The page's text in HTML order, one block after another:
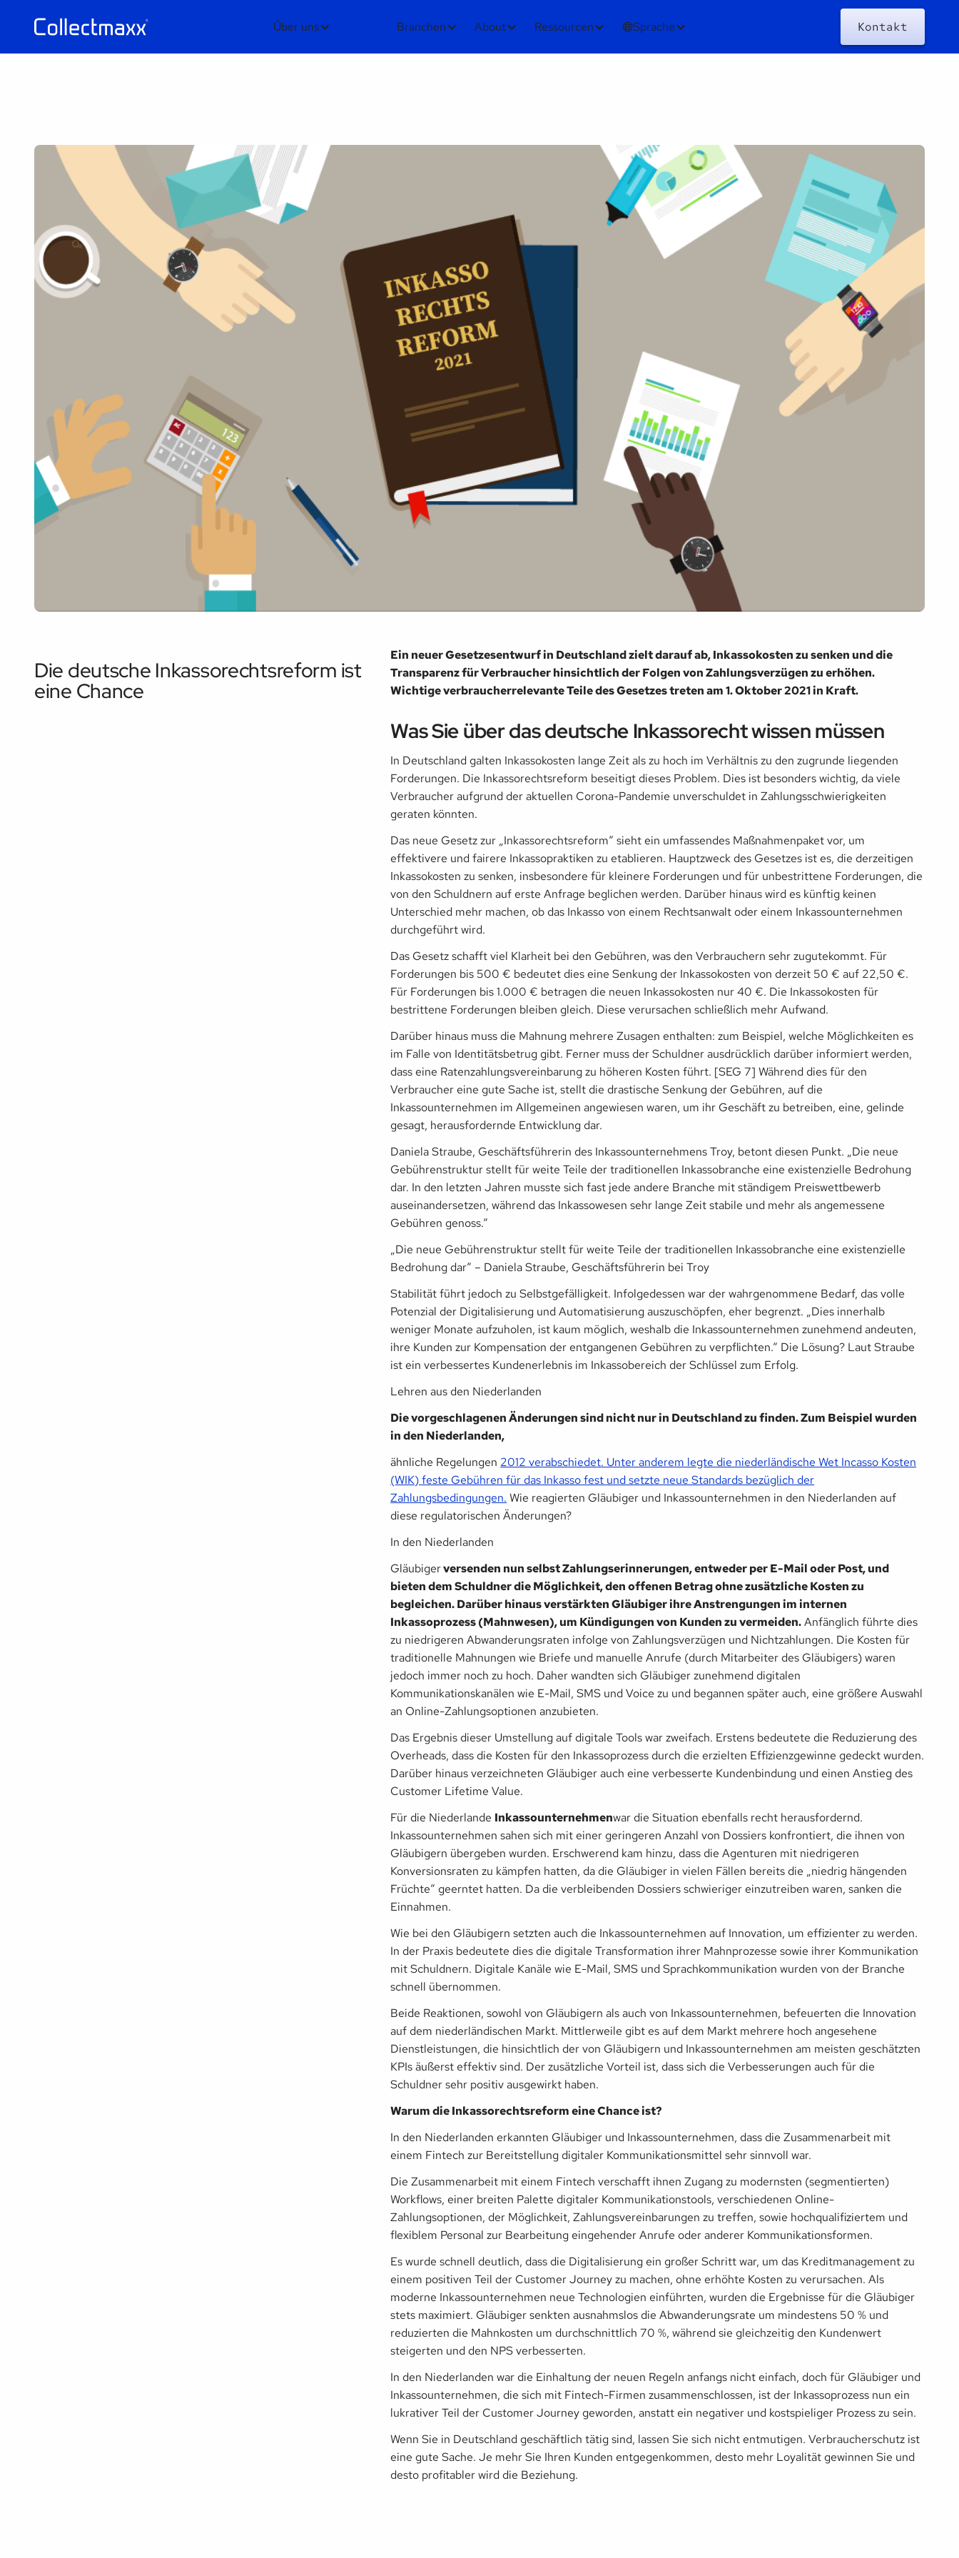
Über uns Branchen About Ressourcen Sprache Kontakt
Die deutsche Inkassorechtsreform ist
eine Chance
Ein neuer Gesetzesentwurf in Deutschland zielt darauf ab, Inkassokosten zu senken und die
Transparenz für Verbraucher hinsichtlich der Folgen von Zahlungsverzügen zu erhöhen.
Wichtige verbraucherrelevante Teile des Gesetzes treten am 1. Oktober 2021 in Kraft.
Was Sie über das deutsche Inkassorecht wissen müssen
In Deutschland galten Inkassokosten lange Zeit als zu hoch im Verhältnis zu den zugrunde liegenden
Forderungen. Die Inkassorechtsreform beseitigt dieses Problem. Dies ist besonders wichtig, da viele
Verbraucher aufgrund der aktuellen Corona-Pandemie unverschuldet in Zahlungsschwierigkeiten
geraten könnten.
Das neue Gesetz zur „Inkassorechtsreform“ sieht ein umfassendes Maßnahmenpaket vor, um
effektivere und fairere Inkassopraktiken zu etablieren. Hauptzweck des Gesetzes ist es, die derzeitigen
Inkassokosten zu senken, insbesondere für kleinere Forderungen und für unbestrittene Forderungen, die
von den Schuldnern auf erste Anfrage beglichen werden. Darüber hinaus wird es künftig keinen
Unterschied mehr machen, ob das Inkasso von einem Rechtsanwalt oder einem Inkassounternehmen
durchgeführt wird.
Das Gesetz schafft viel Klarheit bei den Gebühren, was den Verbrauchern sehr zugutekommt. Für
Forderungen bis 500 € bedeutet dies eine Senkung der Inkassokosten von derzeit 50 € auf 22,50 €.
Für Forderungen bis 1.000 € betragen die neuen Inkassokosten nur 40 €. Die Inkassokosten für
bestrittene Forderungen bleiben gleich. Diese verursachen schließlich mehr Aufwand.
Darüber hinaus muss die Mahnung mehrere Zusagen enthalten: zum Beispiel, welche Möglichkeiten es
im Falle von Identitätsbetrug gibt. Ferner muss der Schuldner ausdrücklich darüber informiert werden,
dass eine Ratenzahlungsvereinbarung zu höheren Kosten führt. [SEG 7] Während dies für den
Verbraucher eine gute Sache ist, stellt die drastische Senkung der Gebühren, auf die
Inkassounternehmen im Allgemeinen angewiesen waren, um ihr Geschäft zu betreiben, eine, gelinde
gesagt, herausfordernde Entwicklung dar.
Daniela Straube, Geschäftsführerin des Inkassounternehmens Troy, betont diesen Punkt. „Die neue
Gebührenstruktur stellt für weite Teile der traditionellen Inkassobranche eine existenzielle Bedrohung
dar. In den letzten Jahren musste sich fast jede andere Branche mit ständigem Preiswettbewerb
auseinandersetzen, während das Inkassowesen sehr lange Zeit stabile und mehr als angemessene
Gebühren genoss.“
„Die neue Gebührenstruktur stellt für weite Teile der traditionellen Inkassobranche eine existenzielle
Bedrohung dar“ – Daniela Straube, Geschäftsführerin bei Troy
Stabilität führt jedoch zu Selbstgefälligkeit. Infolgedessen war der wahrgenommene Bedarf, das volle
Potenzial der Digitalisierung und Automatisierung auszuschöpfen, eher begrenzt. „Dies innerhalb
weniger Monate aufzuholen, ist kaum möglich, weshalb die Inkassounternehmen zunehmend andeuten,
ihre Kunden zur Kompensation der entgangenen Gebühren zu verpflichten.“ Die Lösung? Laut Straube
ist ein verbessertes Kundenerlebnis im Inkassobereich der Schlüssel zum Erfolg.
Lehren aus den Niederlanden
Die vorgeschlagenen Änderungen sind nicht nur in Deutschland zu finden. Zum Beispiel wurden
in den Niederlanden,
ähnliche Regelungen 2012 verabschiedet. Unter anderem legte die niederländische Wet Incasso Kosten
(WIK) feste Gebühren für das Inkasso fest und setzte neue Standards bezüglich der
Zahlungsbedingungen. Wie reagierten Gläubiger und Inkassounternehmen in den Niederlanden auf
diese regulatorischen Änderungen?
In den Niederlanden
Gläubigerversenden nun selbst Zahlungserinnerungen, entweder per E-Mail oder Post, und
bieten dem Schuldner die Möglichkeit, den offenen Betrag ohne zusätzliche Kosten zu
begleichen. Darüber hinaus verstärkten Gläubiger ihre Anstrengungen im internen
Inkassoprozess (Mahnwesen), um Kündigungen von Kunden zu vermeiden.Anfänglich führte dies
zu niedrigeren Abwanderungsraten infolge von Zahlungsverzügen und Nichtzahlungen. Die Kosten für
traditionelle Mahnungen wie Briefe und manuelle Anrufe (durch Mitarbeiter des Gläubigers) waren
jedoch immer noch zu hoch. Daher wandten sich Gläubiger zunehmend digitalen
Kommunikationskanälen wie E-Mail, SMS und Voice zu und begannen später auch, eine größere Auswahl
an Online-Zahlungsoptionen anzubieten.
Das Ergebnis dieser Umstellung auf digitale Tools war zweifach. Erstens bedeutete die Reduzierung des
Overheads, dass die Kosten für den Inkassoprozess durch die erzielten Effizienzgewinne gedeckt wurden.
Darüber hinaus verzeichneten Gläubiger auch eine verbesserte Kundenbindung und einen Anstieg des
Customer Lifetime Value.
Für die Niederlande Inkassounternehmenwar die Situation ebenfalls recht herausfordernd.
Inkassounternehmen sahen sich mit einer geringeren Anzahl von Dossiers konfrontiert, die ihnen von
Gläubigern übergeben wurden. Erschwerend kam hinzu, dass die Agenturen mit niedrigeren
Konversionsraten zu kämpfen hatten, da die Gläubiger in vielen Fällen bereits die „niedrig hängenden
Früchte“ geerntet hatten. Da die verbleibenden Dossiers schwieriger einzutreiben waren, sanken die
Einnahmen.
Wie bei den Gläubigern setzten auch die Inkassounternehmen auf Innovation, um effizienter zu werden.
In der Praxis bedeutete dies die digitale Transformation ihrer Mahnprozesse sowie ihrer Kommunikation
mit Schuldnern. Digitale Kanäle wie E-Mail, SMS und Sprachkommunikation wurden von der Branche
schnell übernommen.
Beide Reaktionen, sowohl von Gläubigern als auch von Inkassounternehmen, befeuerten die Innovation
auf dem niederländischen Markt. Mittlerweile gibt es auf dem Markt mehrere hoch angesehene
Dienstleistungen, die hinsichtlich der von Gläubigern und Inkassounternehmen am meisten geschätzten
KPIs äußerst effektiv sind. Der zusätzliche Vorteil ist, dass sich die Verbesserungen auch für die
Schuldner sehr positiv ausgewirkt haben.
Warum die Inkassorechtsreform eine Chance ist?
In den Niederlanden erkannten Gläubiger und Inkassounternehmen, dass die Zusammenarbeit mit
einem Fintech zur Bereitstellung digitaler Kommunikationsmittel sehr sinnvoll war.
Die Zusammenarbeit mit einem Fintech verschafft ihnen Zugang zu modernsten (segmentierten)
Workflows, einer breiten Palette digitaler Kommunikationstools, verschiedenen Online-
Zahlungsoptionen, der Möglichkeit, Zahlungsvereinbarungen zu treffen, sowie hochqualifiziertem und
flexiblem Personal zur Bearbeitung eingehender Anrufe oder anderer Kommunikationsformen.
Es wurde schnell deutlich, dass die Digitalisierung ein großer Schritt war, um das Kreditmanagement zu
einem positiven Teil der Customer Journey zu machen, ohne erhöhte Kosten zu verursachen. Als
moderne Inkassounternehmen neue Technologien einführten, wurden die Ergebnisse für die Gläubiger
stets maximiert. Gläubiger senkten ausnahmslos die Abwanderungsrate um mindestens 50 % und
reduzierten die Mahnkosten um durchschnittlich 70 %, während sie gleichzeitig den Kundenwert
steigerten und den NPS verbesserten.
In den Niederlanden war die Einhaltung der neuen Regeln anfangs nicht einfach, doch für Gläubiger und
Inkassounternehmen, die sich mit Fintech-Firmen zusammenschlossen, ist der Inkassoprozess nun ein
lukrativer Teil der Customer Journey geworden, anstatt ein negativer und kostspieliger Prozess zu sein.
Wenn Sie in Deutschland geschäftlich tätig sind, lassen Sie sich nicht entmutigen. Verbraucherschutz ist
eine gute Sache. Je mehr Sie Ihren Kunden entgegenkommen, desto mehr Loyalität gewinnen Sie und
desto profitabler wird die Beziehung.